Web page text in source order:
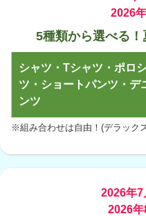
2026
5種類から選べる
シャツ・Tシャツ・ポロ
ツ・ショートパンツ・デ
ンツ
※組み合わせは自由！(デラック
2026年7
2026